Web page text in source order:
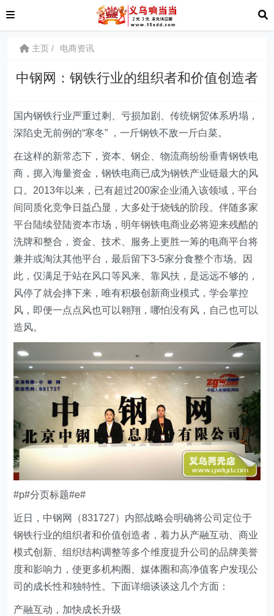
主页 电商资讯
中钢网：钢铁行业的组织者和价值创造者
国内钢铁行业严重过剩、亏损加剧、传统钢贸体系坍塌，
深陷史无前例的“寒冬” ，一斤钢铁不敌一斤白菜。
在这样的新常态下，资本、钢企、物流商纷纷垂青钢铁电
商，掷入海量资金，钢铁电商已成为钢铁产业链最大的风
口。2013年以来，已有超过200家企业涌入该领域，平台
间同质化竞争日益凸显，大多处于烧钱的阶段。伴随多家
平台陆续登陆资本市场，明年钢铁电商业必将迎来残酷的
洗牌和整合，资金、技术、服务上更胜一筹的电商平台将
兼并或淘汰其他平台，最后留下3-5家分食整个市场。因
此，仅满足于站在风口等风来、靠风扶，是远远不够的，
风停了就会摔下来，唯有积极创新商业模式，学会掌控
风，即便一点点风也可以翱翔，哪怕没有风，自己也可以
造风。
#p#分页标题#e#
近日，中钢网（831727）内部战略会明确将公司定位于
钢铁行业的组织者和价值创造者，着力从产融互动、商业
模式创新、组织结构调整等多个维度提升公司的品牌美誉
度和影响力，使更多机构圈、媒体圈和高净值客户发现公
司的成长性和独特性。下面详细谈谈这几个方面：
产融互动，加快成长升级